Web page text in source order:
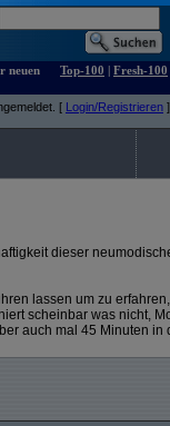
neuen
Top-100 | Fresh-100
[ Login/Registrieren ]
dieser
lassen um zu
scheinbar was nicht,
auch mal 45 Minuten